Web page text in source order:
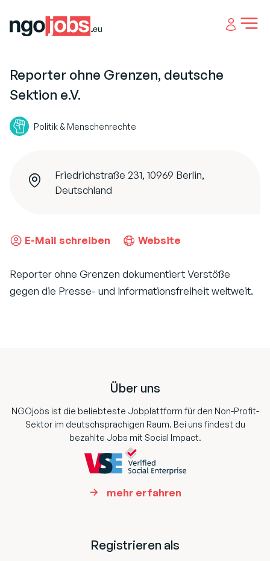
Open
Reporter ohne Grenzen, deutsche
Sektion e.V.
Politik & Menschenrechte
Friedrichstraße 231, 10969 Berlin,
Deutschland
E-Mail schreiben Website
Reporter ohne Grenzen dokumentiert Verstöße
gegen die Presse- und Informationsfreiheit weltweit.
Über uns
NGOjobs ist die beliebteste Jobplattform für den Non-Profit-
Sektor im deutschsprachigen Raum. Bei uns findest du
bezahlte Jobs mit Social Impact.
mehr erfahren
Registrieren als